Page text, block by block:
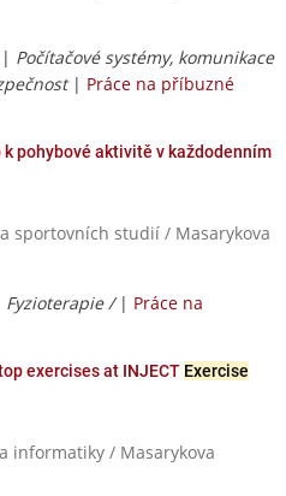
| Počítačové systémy, komunikace
| Práce na příbuzné
pohybové aktivitě v každodenním
sportovních studií / Masarykova
Fyzioterapie / | Práce na
exercises at INJECT Exercise
informatiky / Masarykova